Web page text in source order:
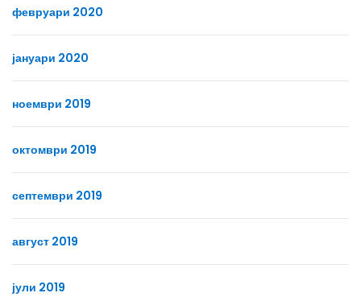
февруари 2020
јануари 2020
ноември 2019
октомври 2019
септември 2019
август 2019
јули 2019